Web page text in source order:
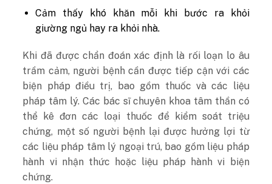
Cảm thấy khó khăn mỗi khi bước ra khỏi
giường ngủ hay ra khỏi nhà.
Khi đã được chẩn đoán xác định là rối loạn lo âu
trầm cảm, người bệnh cần được tiếp cận với các
biện pháp điều trị, bao gồm thuốc và các liệu
pháp tâm lý. Các bác sĩ chuyên khoa tâm thần có
thể kê đơn các loại thuốc để kiểm soát triệu
chứng, một số người bệnh lại được hưởng lợi từ
các liệu pháp tâm lý ngoại trú, bao gồm liệu pháp
hành vi nhận thức hoặc liệu pháp hành vi biện
chứng.